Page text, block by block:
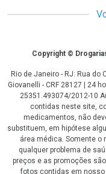
CopyrightCopyright ©
Rio de Janeiro - RJ: Rua do
Giovanelli - CRF 28127 | 24
25351.493074/2012-10
contidas neste site,
medicamentos, não
substituem, em hipótese
área médica. Somente
qualquer problema de
preços e as promoções
fotos contidas em